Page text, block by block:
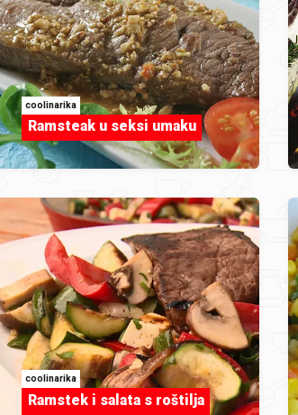
coolinarika
Ramsteak u seksi umaku
coolinarika
Ramstek i salata s roštilja